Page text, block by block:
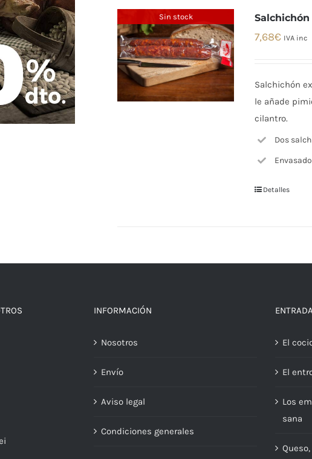
Sin stock
7,68€ IVA inc
Salchichón
le añade
cilantro.
Dos
Detalles
INFORMACIÓN
Nosotros
Envío
Aviso legal
Condiciones generales
El
El
Los
sana